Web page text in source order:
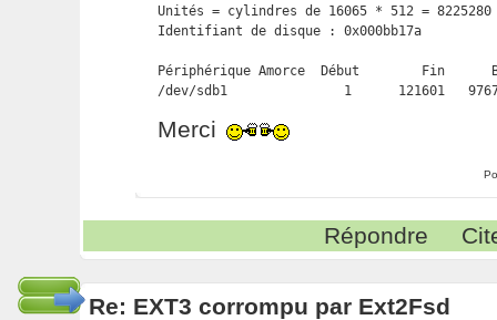
Unités = cylindres de 16065 * 512 =
Identifiant de disque : 0x000bb17a
Périphérique Amorce  Début        Fin
/dev/sdb1               1      121601
Merci
Répondre
Re: EXT3 corrompu par Ext2Fsd